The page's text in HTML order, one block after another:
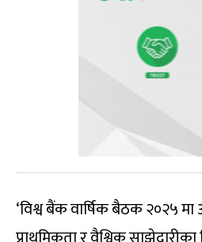
‘विश्व बैंक वार्षिक बैठक २०२५